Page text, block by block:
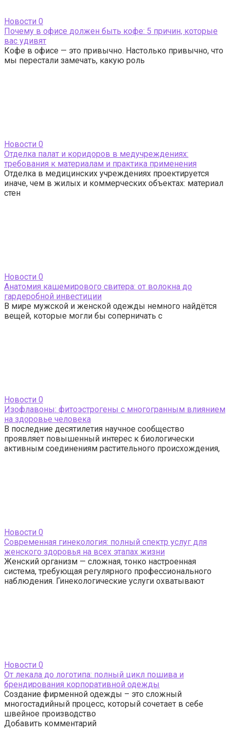
Новости 0
Почему в офисе должен быть кофе: 5 причин, которые
вас удивят
Кофе в офисе — это привычно. Настолько привычно, что
мы перестали замечать, какую роль
Новости 0
Отделка палат и коридоров в медучреждениях:
требования к материалам и практика применения
Отделка в медицинских учреждениях проектируется
иначе, чем в жилых и коммерческих объектах: материал
стен
Новости 0
Анатомия кашемирового свитера: от волокна до
гардеробной инвестиции
В мире мужской и женской одежды немного найдётся
вещей, которые могли бы соперничать с
Новости 0
Изофлавоны: фитоэстрогены с многогранным влиянием
на здоровье человека
В последние десятилетия научное сообщество
проявляет повышенный интерес к биологически
активным соединениям растительного происхождения,
Новости 0
Современная гинекология: полный спектр услуг для
женского здоровья на всех этапах жизни
Женский организм — сложная, тонко настроенная
система, требующая регулярного профессионального
наблюдения. Гинекологические услуги охватывают
Новости 0
От лекала до логотипа: полный цикл пошива и
брендирования корпоративной одежды
Создание фирменной одежды – это сложный
многостадийный процесс, который сочетает в себе
швейное производство
Добавить комментарий